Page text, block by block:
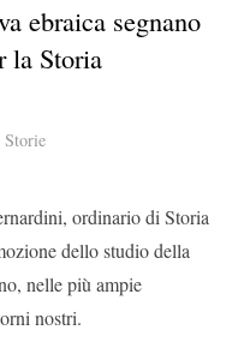
ebraica segnano
la Storia
Storie
ordinario di Storia
dello studio della
nelle più ampie
nostri.